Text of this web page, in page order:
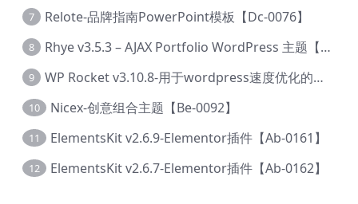
7 Relote-品牌指南PowerPoint模板【Dc-0076】
8 Rhye v3.5.3 – AJAX Portfolio WordPress 主题【Bi-0049】
9 WP Rocket v3.10.8-用于wordpress速度优化的缓存加速插件【Cd-0019】
10 Nicex-创意组合主题【Be-0092】
11 ElementsKit v2.6.9-Elementor插件【Ab-0161】
12 ElementsKit v2.6.7-Elementor插件【Ab-0162】